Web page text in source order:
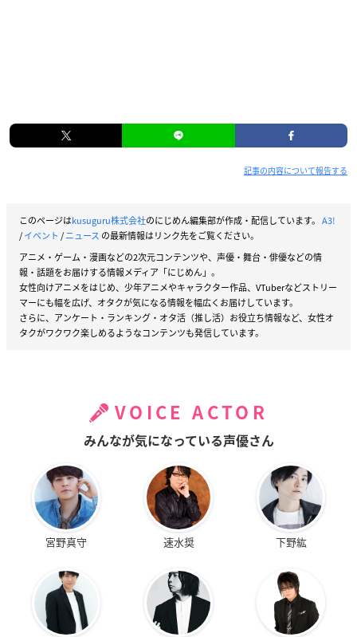
記事の内容について報告する
このページはkusuguru株式会社のにじめん編集部が作成・配信しています。 A3!
/イベント /ニュース の最新情報はリンク先をご覧ください。
アニメ・ゲーム・漫画などの2次元コンテンツや、声優・舞台・俳優などの情
報・話題をお届けする情報メディア「にじめん」。
女性向けアニメをはじめ、少年アニメやキャラクター作品、VTuberなどストリー
マーにも幅を広げ、オタクが気になる情報を幅広くお届けしています。
さらに、アンケート・ランキング・オタ活（推し活）お役立ち情報など、女性オ
タクがワクワク楽しめるようなコンテンツも発信しています。
VOICE ACTOR
みんなが気になっている声優さん
宮野真守 速水奨 下野紘